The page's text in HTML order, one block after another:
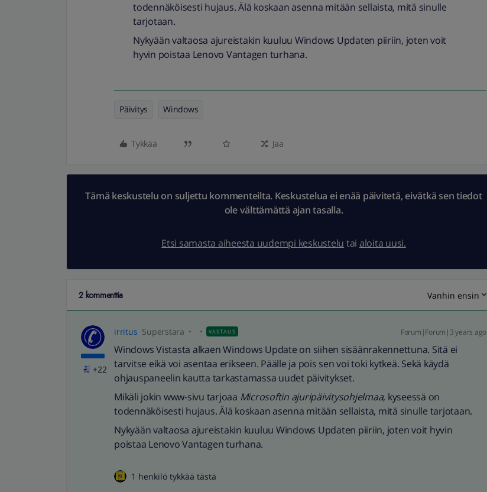
todennäköisesti hujaus. Älä koskaan asenna mitään sellaista, mitä sinulle
tarjotaan.
Nykyään valtaosa ajureistakin kuuluu Windows Updaten piiriin, joten voit
hyvin poistaa Lenovo Vantagen turhana.
Päivitys Windows
Tykkää Jaa
Tämä keskustelu on suljettu kommenteilta. Keskustelua ei enää päivitetä, eivätkä sen tiedot
ole välttämättä ajan tasalla.
Etsi samasta aiheesta uudempi keskustelu tai aloita uusi.
2 kommenttia Vanhin ensin
+22
irritus Superstara VASTAUS Forum|Forum|3 years ago
Windows Vistasta alkaen Windows Update on siihen sisäänrakennettuna. Sitä ei
tarvitse eikä voi asentaa erikseen. Päälle ja pois sen voi toki kytkeä. Sekä käydä
ohjauspaneelin kautta tarkastamassa uudet päivitykset.
Mikäli jokin www-sivu tarjoaa Microsoftin ajuripäivitysohjelmaa, kyseessä on
todennäköisesti hujaus. Älä koskaan asenna mitään sellaista, mitä sinulle tarjotaan.
Nykyään valtaosa ajureistakin kuuluu Windows Updaten piiriin, joten voit hyvin
poistaa Lenovo Vantagen turhana.
1 henkilö tykkää tästä